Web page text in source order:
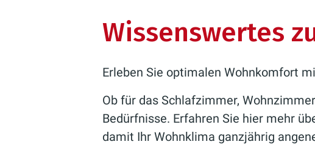
Wissenswertes
Erleben Sie optimalen Wohnkomfort
Ob für das Schlafzimmer,
Bedürfnisse. Erfahren Sie hier mehr
damit Ihr Wohnklima ganzjährig